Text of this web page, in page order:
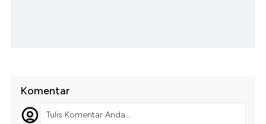
Komentar
Tulis Komentar Anda...